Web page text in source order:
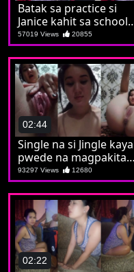
Batak sa practice si
Janice kahit sa school
walang mintis
57019 Views 20855
02:44
Single na si Jingle kaya
pwede na magpakita
ng tinggle
93297 Views 12680
02:22